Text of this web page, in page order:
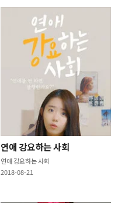
연애 강요하는 사회
연애 강요하는 사회
2018-08-21